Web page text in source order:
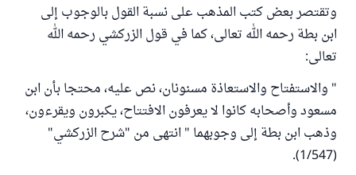
وتقتصر بعض كتب المذهب على نسبة القول بالوجوب إلى
ابن بطة رحمه الله تعالى، كما في قول الزركشي رحمه الله
تعالى:
" والاستفتاح والاستعاذة مسنونان، نص عليه، محتجا بأن ابن
مسعود وأصحابه كانوا لا يعرفون الافتتاح، يكبرون ويقرءون،
وذهب ابن بطة إلى وجوبهما " انتهى من "شرح الزركشي"
(1/547).